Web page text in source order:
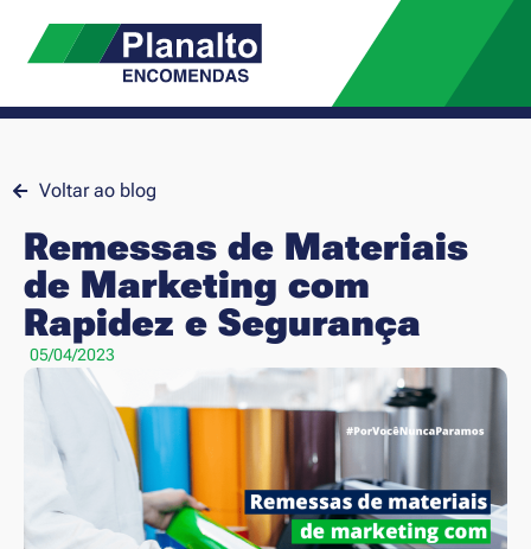
Voltar ao blog
Remessas de Materiais
de Marketing com
Rapidez e Segurança
05/04/2023